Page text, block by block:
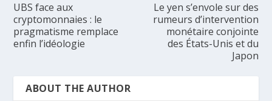
UBS face aux
cryptomonnaies : le
pragmatisme remplace
enfin l’idéologie
Le yen s’envole sur des
rumeurs d’intervention
monétaire conjointe
des États-Unis et du
Japon
ABOUT THE AUTHOR